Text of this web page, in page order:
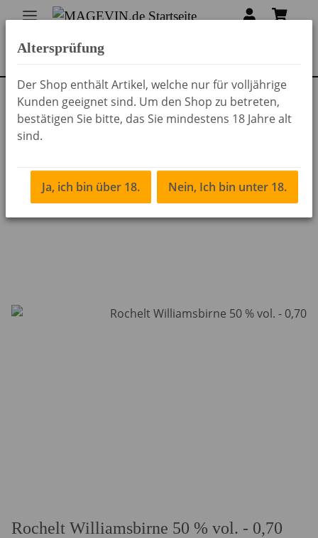
Zurück zur Liste Rochelt Schnaps
Rochelt Williamsbirne 50 % vol. - 0,70
Altersprüfung
Der Shop enthält Artikel, welche nur für volljährige
Kunden geeignet sind. Um den Shop zu betreten,
bestätigen Sie bitte, das Sie mindestens 18 Jahre alt
sind.
Ja, ich bin über 18. Nein, Ich bin unter 18.